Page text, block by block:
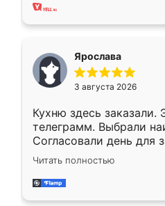
Ярослава
3 августа 2026
Кухню здесь заказали.
телеграмм. Выбрали
Согласовали день для
недели кухня была уже
довольны работой.
мебель за
Читать полностью